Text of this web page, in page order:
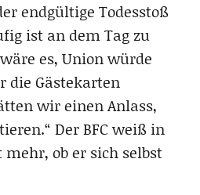
endgültige Todesstoß
ist an dem Tag zu
es, Union würde
die Gästekarten
wir einen Anlass,
Der BFC weiß in
ob er sich selbst